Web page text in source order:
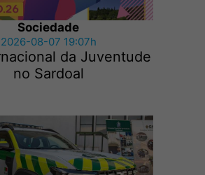
Sociedade
2026-08-07 19:07h
da Juventude
no Sardoal